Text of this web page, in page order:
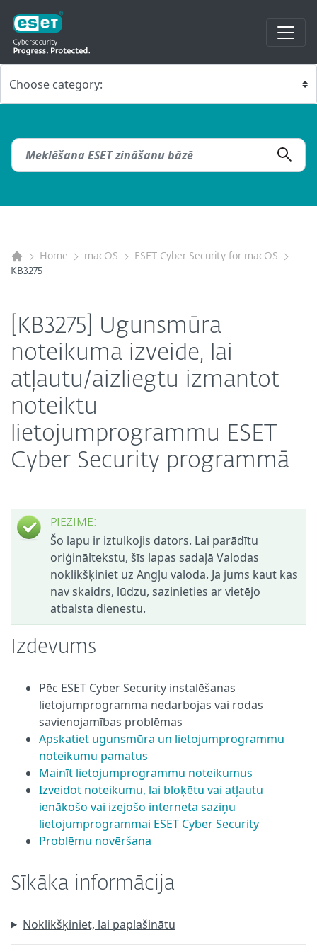
Home macOS
ESET Cyber Security for macOS
KB3275
[KB3275] Ugunsmūra
noteikuma izveide, lai
atļautu/aizliegtu izmantot
noteiktu
lietojumprogrammu ESET
Cyber Security programmā
PIEZĪME:
Šo lapu ir iztulkojis dators. Lai parādītu
oriģināltekstu, šīs lapas sadaļā Valodas
noklikšķiniet uz Angļu valoda. Ja jums kaut kas
nav skaidrs, lūdzu, sazinieties ar vietējo
atbalsta dienestu.
Izdevums
Pēc ESET Cyber Security instalēšanas
lietojumprogramma nedarbojas vai rodas
savienojamības problēmas
Apskatiet ugunsmūra un lietojumprogrammu
noteikumu pamatus
Mainīt lietojumprogrammu noteikumus
Izveidot noteikumu, lai bloķētu vai atļautu
ienākošo vai izejošo interneta saziņu
lietojumprogrammai ESET Cyber Security
Problēmu novēršana
Sīkāka informācija
Noklikšķiniet, lai paplašinātu